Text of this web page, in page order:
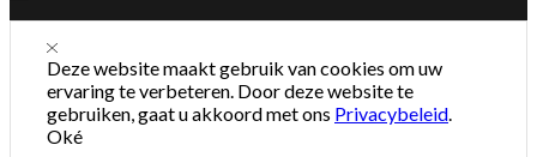
Deze website maakt gebruik van cookies om uw
ervaring te verbeteren. Door deze website te
gebruiken, gaat u akkoord met ons Privacybeleid.
Oké